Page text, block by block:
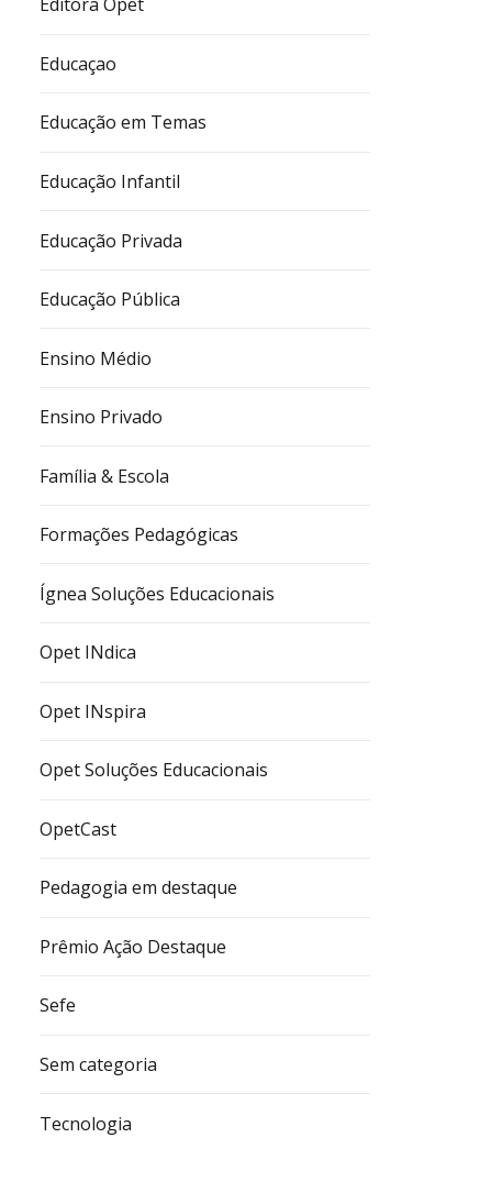
Editora Opet
Educaçao
Educação em Temas
Educação Infantil
Educação Privada
Educação Pública
Ensino Médio
Ensino Privado
Família & Escola
Formações Pedagógicas
Ígnea Soluções Educacionais
Opet INdica
Opet INspira
Opet Soluções Educacionais
OpetCast
Pedagogia em destaque
Prêmio Ação Destaque
Sefe
Sem categoria
Tecnologia